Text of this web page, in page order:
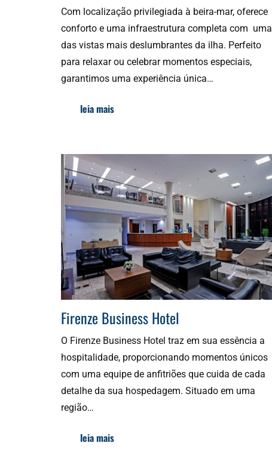
Com localização privilegiada à beira-mar, oferece
conforto e uma infraestrutura completa com uma
das vistas mais deslumbrantes da ilha. Perfeito
para relaxar ou celebrar momentos especiais,
garantimos uma experiência única…
leia mais
Firenze Business Hotel
O Firenze Business Hotel traz em sua essência a
hospitalidade, proporcionando momentos únicos
com uma equipe de anfitriões que cuida de cada
detalhe da sua hospedagem. Situado em uma
região…
leia mais